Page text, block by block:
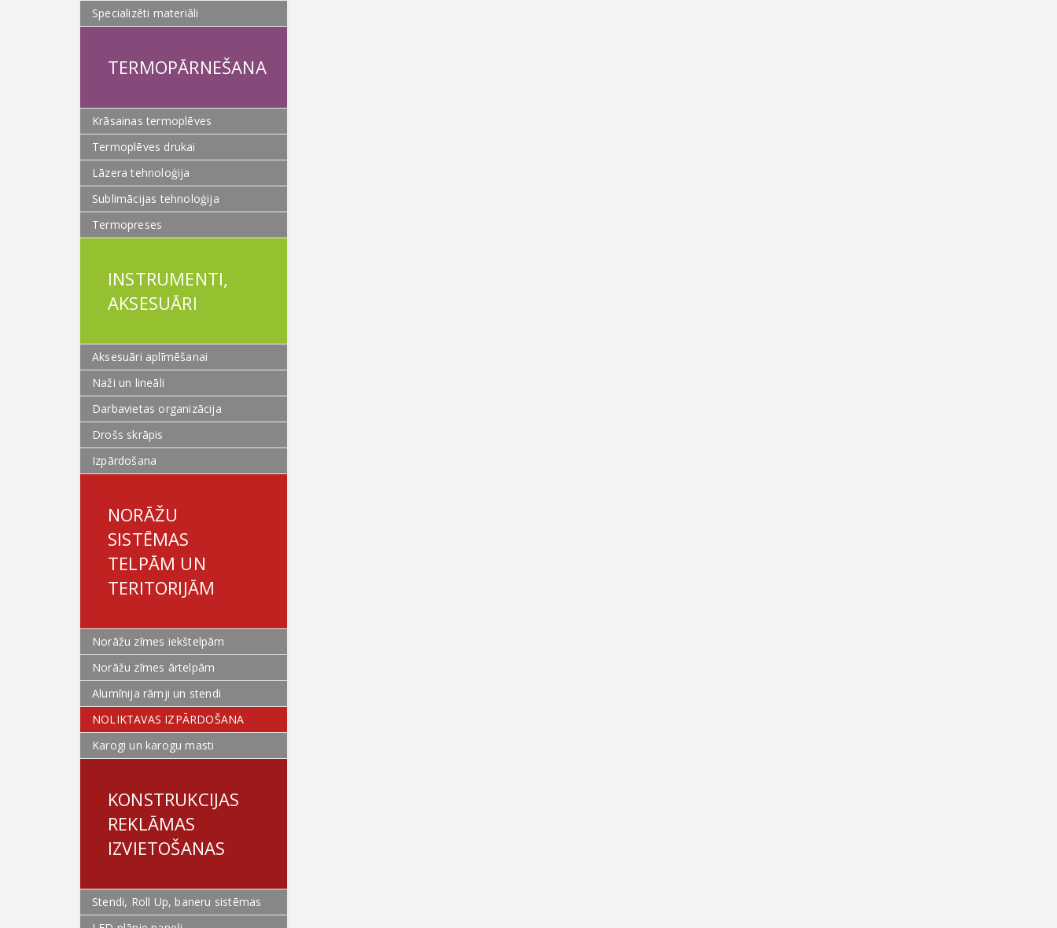
Specializēti materiāli
TERMOPĀRNEŠANA
Krāsainas termoplēves
Termoplēves drukai
Lāzera tehnoloģija
Sublimācijas tehnoloģija
Termopreses
INSTRUMENTI,
AKSESUĀRI
Aksesuāri aplīmēšanai
Naži un lineāli
Darbavietas organizācija
Drošs skrāpis
Izpārdošana
NORĀŽU
SISTĒMAS
TELPĀM UN
TERITORIJĀM
Norāžu zīmes iekštelpām
Norāžu zīmes ārtelpām
Alumīnija rāmji un stendi
NOLIKTAVAS IZPĀRDOŠANA
Karogi un karogu masti
KONSTRUKCIJAS
REKLĀMAS
IZVIETOŠANAS
Stendi, Roll Up, baneru sistēmas